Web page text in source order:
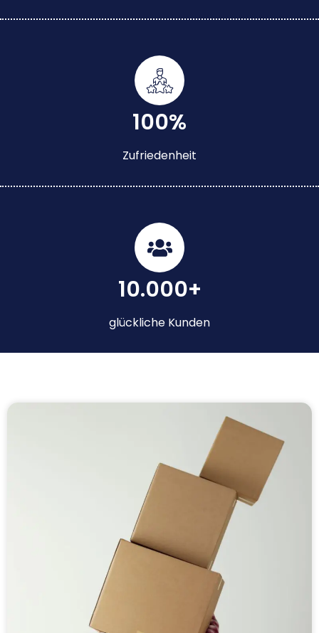
100%
Zufriedenheit
10.000+
glückliche Kunden